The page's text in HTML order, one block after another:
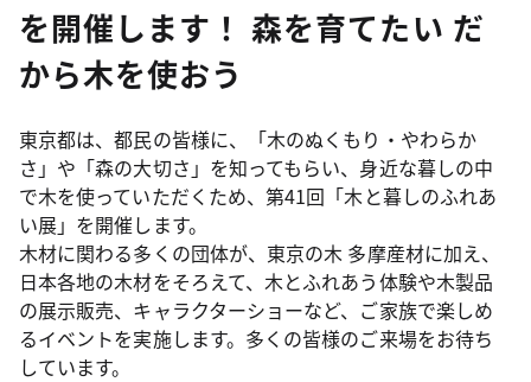
を開催します！ 森を育てたい だ
から木を使おう
東京都は、都民の皆様に、「木のぬくもり・やわらか
さ」や「森の大切さ」を知ってもらい、身近な暮しの中
で木を使っていただくため、第41回「木と暮しのふれあ
い展」を開催します。
木材に関わる多くの団体が、東京の木 多摩産材に加え、
日本各地の木材をそろえて、木とふれあう体験や木製品
の展示販売、キャラクターショーなど、ご家族で楽しめ
るイベントを実施します。多くの皆様のご来場をお待ち
しています。